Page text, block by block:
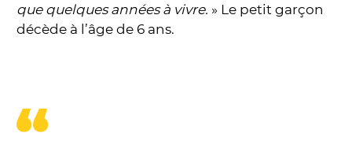
que quelques années à vivre. » Le petit garçon
décède à l’âge de 6 ans.